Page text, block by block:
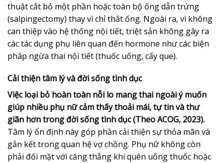
thuật cắt bỏ một phần hoặc toàn bộ ống dẫn trứng
(salpingectomy) thay vì chỉ thắt ống. Ngoài ra, vì không
can thiệp vào hệ thống nội tiết, triệt sản không gây ra
các tác dụng phụ liên quan đến hormone như các biện
pháp ngừa thai nội tiết (thuốc uống, cấy que).
Cải thiện tâm lý và đời sống tình dục
Việc loại bỏ hoàn toàn nỗi lo mang thai ngoài ý muốn
giúp nhiều phụ nữ cảm thấy thoải mái, tự tin và thư
giãn hơn trong đời sống tình dục (Theo ACOG, 2023).
Tâm lý ổn định này góp phần cải thiện sự thỏa mãn và
gắn kết trong quan hệ vợ chồng. Phụ nữ không còn
phải đối mặt với căng thẳng khi quên uống thuốc hoặc